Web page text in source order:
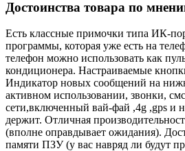
Достоинства товара по
Есть классные примочки типа ИК-
программы, которая уже есть на
телефон можно использовать как
кондиционера. Настраиваемые
Индикатор новых сообщений на
активном использовании, звонки,
сети,включенный вай-фай ,4g ,gps и
держит. Отличная
(вполне оправдывает ожидания).
памяти ПЗУ (у вас навряд ли будут